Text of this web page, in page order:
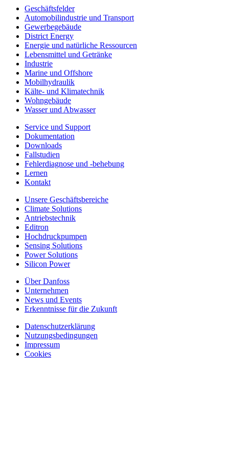
Geschäftsfelder
Automobilindustrie und Transport
Gewerbegebäude
District Energy
Energie und natürliche Ressourcen
Lebensmittel und Getränke
Industrie
Marine und Offshore
Mobilhydraulik
Kälte- und Klimatechnik
Wohngebäude
Wasser und Abwasser
Service und Support
Dokumentation
Downloads
Fallstudien
Fehlerdiagnose und -behebung
Lernen
Kontakt
Unsere Geschäftsbereiche
Climate Solutions
Antriebstechnik
Editron
Hochdruckpumpen
Sensing Solutions
Power Solutions
Silicon Power
Über Danfoss
Unternehmen
News und Events
Erkenntnisse für die Zukunft
Datenschutzerklärung
Nutzungsbedingungen
Impressum
Cookies